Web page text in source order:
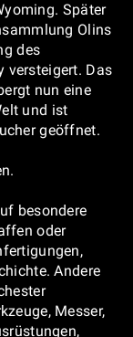
Später
Olins
des
versteigert. Das
nun eine
und ist
geöffnet.
besondere
oder
Andere
Messer,